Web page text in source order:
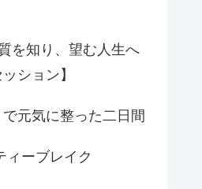
を知り、望む人生へ
ション】
元気に整った二日間
ィーブレイク